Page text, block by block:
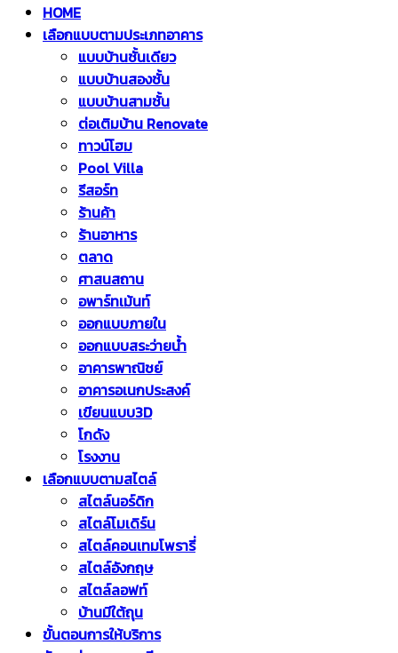
HOME
เลือกแบบตามประเภทอาคาร
แบบบ้านชั้นเดียว
แบบบ้านสองชั้น
แบบบ้านสามชั้น
ต่อเติมบ้าน Renovate
ทาวน์โฮม
Pool Villa
รีสอร์ท
ร้านค้า
ร้านอาหาร
ตลาด
ศาสนสถาน
อพาร์ทเม้นท์
ออกแบบภายใน
ออกแบบสระว่ายน้ำ
อาคารพาณิชย์
อาคารอเนกประสงค์
เขียนแบบ3D
โกดัง
โรงงาน
เลือกแบบตามสไตล์
สไตล์นอร์ดิก
สไตล์โมเดิร์น
สไตล์คอนเทมโพรารี่
สไตล์อังกฤษ
สไตล์ลอฟท์
บ้านมีใต้ถุน
ขั้นตอนการให้บริการ